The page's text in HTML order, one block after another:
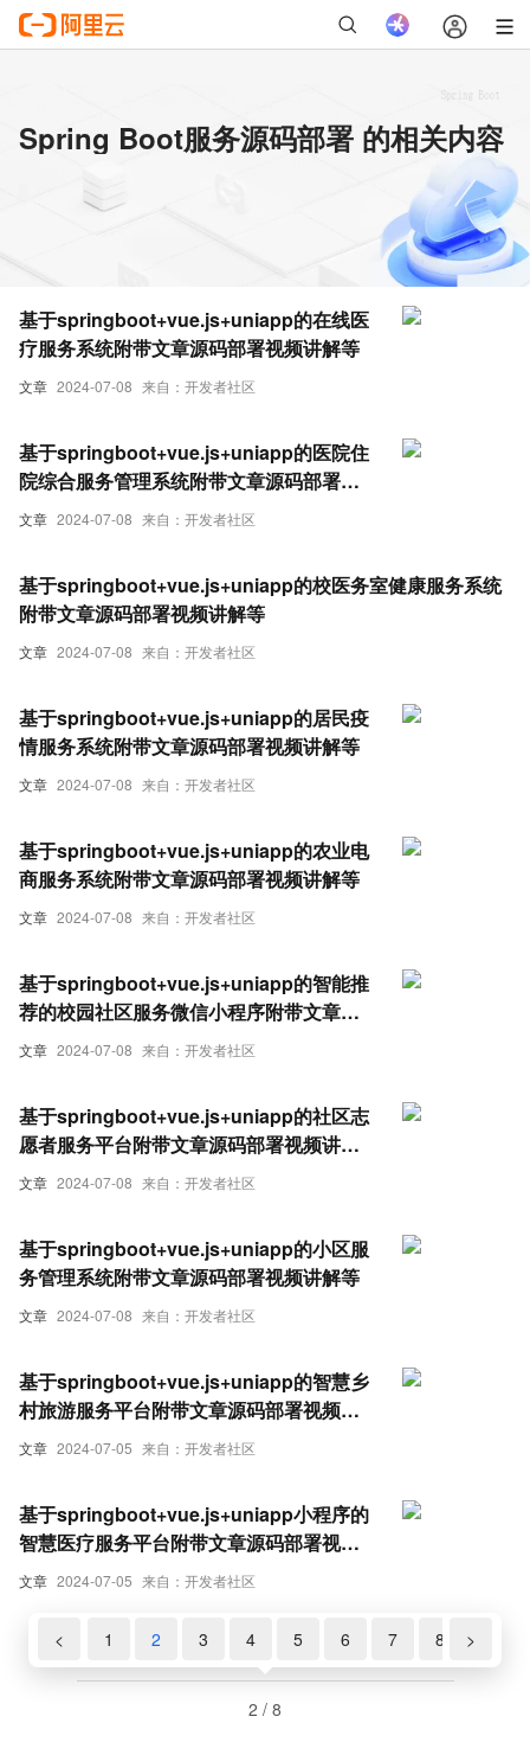
Spring Boot服务源码部署 的相关内容
文章 2024-07-08 来自：开发者社区
基于springboot+vue.js+uniapp的在线医
疗服务系统附带文章源码部署视频讲解等
文章 2024-07-08 来自：开发者社区
基于springboot+vue.js+uniapp的医院住
院综合服务管理系统附带文章源码部署视
频讲解等
文章 2024-07-08 来自：开发者社区
基于springboot+vue.js+uniapp的校医务室健康服务系统
附带文章源码部署视频讲解等
文章 2024-07-08 来自：开发者社区
基于springboot+vue.js+uniapp的居民疫
情服务系统附带文章源码部署视频讲解等
文章 2024-07-08 来自：开发者社区
基于springboot+vue.js+uniapp的农业电
商服务系统附带文章源码部署视频讲解等
文章 2024-07-08 来自：开发者社区
基于springboot+vue.js+uniapp的智能推
荐的校园社区服务微信小程序附带文章源
码部署视频讲解等
文章 2024-07-08 来自：开发者社区
基于springboot+vue.js+uniapp的社区志
愿者服务平台附带文章源码部署视频讲解
等
文章 2024-07-08 来自：开发者社区
基于springboot+vue.js+uniapp的小区服
务管理系统附带文章源码部署视频讲解等
文章 2024-07-05 来自：开发者社区
基于springboot+vue.js+uniapp的智慧乡
村旅游服务平台附带文章源码部署视频讲
解等
文章 2024-07-05 来自：开发者社区
基于springboot+vue.js+uniapp小程序的
智慧医疗服务平台附带文章源码部署视频
讲解等
< 1 2 3 4 5 6 7 8 >
2 / 8